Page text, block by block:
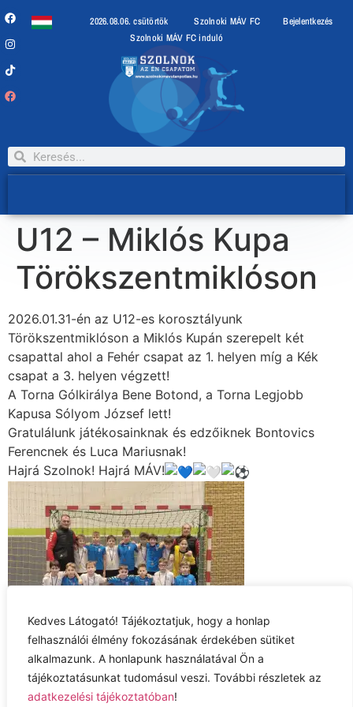
Kedves Látogató! Tájékoztatjuk, hogy a honlap
felhasználói élmény fokozásának érdekében sütiket
alkalmazunk. A honlapunk használatával Ön a
tájékoztatásunkat tudomásul veszi. További részletek az
adatkezelési tájékoztatóban!
2026.08.06. csütörtök Szolnoki MÁV FC
Bejelentkezés
Szolnoki MÁV FC induló
U12 – Miklós Kupa
Törökszentmiklóson
2026.01.31-én az U12-es korosztályunk
Törökszentmiklóson a Miklós Kupán szerepelt két
csapattal ahol a Fehér csapat az 1. helyen míg a Kék
csapat a 3. helyen végzett!
A Torna Gólkirálya Bene Botond, a Torna Legjobb
Kapusa Sólyom József lett!
Gratulálunk játékosainknak és edzőiknek Bontovics
Ferencnek és Luca Mariusnak!
Hajrá Szolnok! Hajrá MÁV!
Adatkezelési tájékoztató